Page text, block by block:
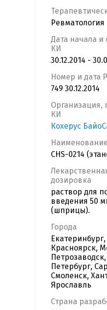
Ревматология
Дата начала и
КИ
30.12.2014 -
Номер и дата
749 30.12.2014
Организация,
КИ
Кохерус
CHS-0214
дозировка
раствор для
введения 50
(шприцы).
Города
Красноярск,
Петербург,
Смоленск,
Ярославль
Страна